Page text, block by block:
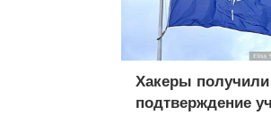
Хакеры получили
подтверждение